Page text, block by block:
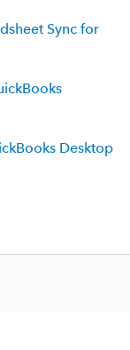
Sync for
Desktop